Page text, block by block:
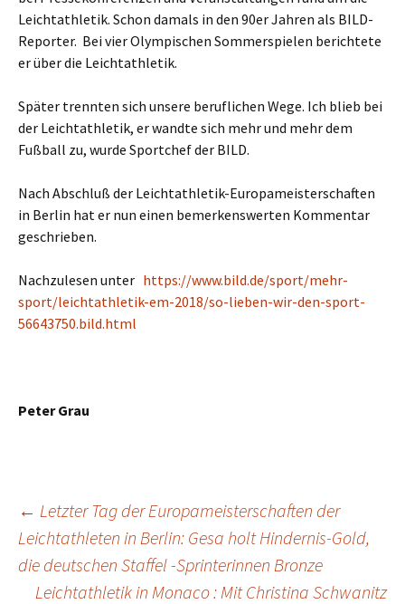
Leichtathletik. Schon damals in den 90er Jahren als BILD-
Reporter. Bei vier Olympischen Sommerspielen berichtete
er über die Leichtathletik.
Später trennten sich unsere beruflichen Wege. Ich blieb bei
der Leichtathletik, er wandte sich mehr und mehr dem
Fußball zu, wurde Sportchef der BILD.
Nach Abschluß der Leichtathletik-Europameisterschaften
in Berlin hat er nun einen bemerkenswerten Kommentar
geschrieben.
Nachzulesen unter https://www.bild.de/sport/mehr-
sport/leichtathletik-em-2018/so-lieben-wir-den-sport-
56643750.bild.html
Peter Grau
Beitragsnavigation
← Letzter Tag der Europameisterschaften der
Leichtathleten in Berlin: Gesa holt Hindernis-Gold,
die deutschen Staffel -Sprinterinnen Bronze
Leichtathletik in Monaco : Mit Christina Schwanitz